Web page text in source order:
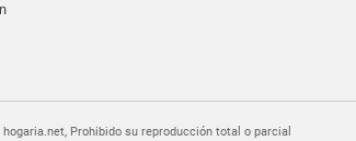
Prohibido su reproducción total o parcial